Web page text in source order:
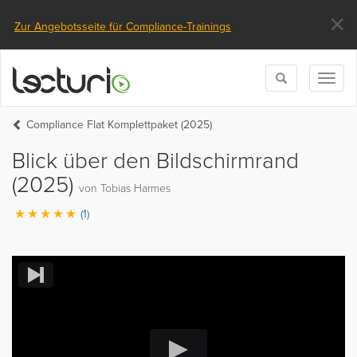
×
Zur Angebotsseite für Compliance-Trainings
Toggle
search
Compliance Flat Komplettpaket (2025)
Blick über den Bildschirmrand
(2025) von Tobias Harmes
(1)